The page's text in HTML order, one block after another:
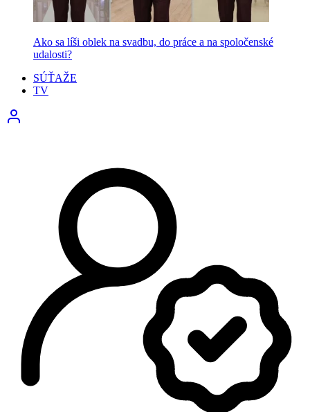
Ako sa líši oblek na svadbu, do práce a na spoločenské
udalosti?
SÚŤAŽE
TV